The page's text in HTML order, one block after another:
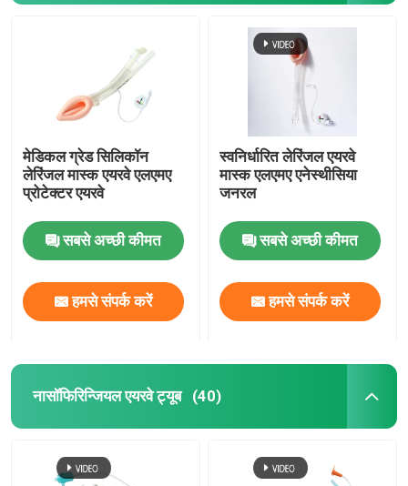
मेडिकल ग्रेड सिलिकॉन
लेरिंजल मास्क एयरवे एलएमए
प्रोटेक्टर एयरवे
सबसे अच्छी कीमत
हमसे संपर्क करें
स्वनिर्धारित लेरिंजल एयरवे
मास्क एलएमए एनेस्थीसिया
जनरल
सबसे अच्छी कीमत
हमसे संपर्क करें
नासॉफिरिन्जियल एयरवे ट्यूब (40)